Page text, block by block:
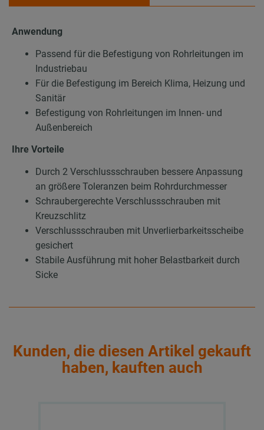
Anwendung
Passend für die Befestigung von Rohrleitungen im
Industriebau
Für die Befestigung im Bereich Klima, Heizung und
Sanitär
Befestigung von Rohrleitungen im Innen- und
Außenbereich
Ihre Vorteile
Durch 2 Verschlussschrauben bessere Anpassung
an größere Toleranzen beim Rohrdurchmesser
Schraubergerechte Verschlussschrauben mit
Kreuzschlitz
Verschlussschrauben mit Unverlierbarkeitsscheibe
gesichert
Stabile Ausführung mit hoher Belastbarkeit durch
Sicke
Kunden, die diesen Artikel gekauft
haben, kauften auch